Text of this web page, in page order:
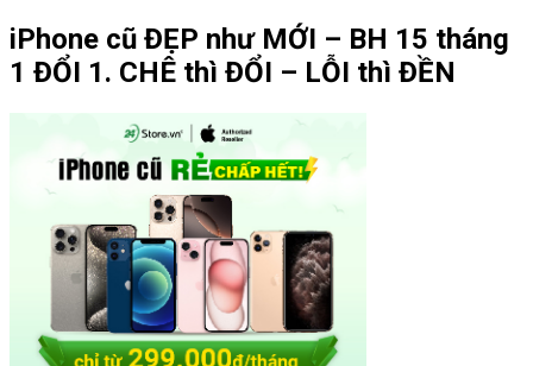
iPhone cũ ĐẸP như MỚI – BH 15 tháng
1 ĐỔI 1. CHÊ thì ĐỔI – LỖI thì ĐỀN